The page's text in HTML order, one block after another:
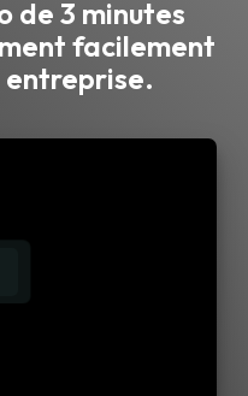
de 3 minutes
facilement